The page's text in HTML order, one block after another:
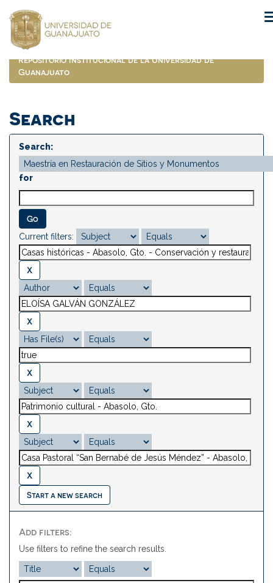
navigation
Repositorio Institucional de la Universidad de
Guanajuato
Search
Search:
for
Current filters:
Start a new search
Add filters:
Use filters to refine the search results.